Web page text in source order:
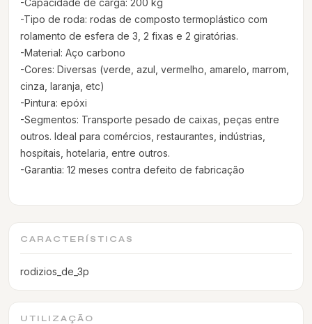
-Capacidade de carga: 200 kg
-Tipo de roda: rodas de composto termoplástico com
rolamento de esfera de 3, 2 fixas e 2 giratórias.
-Material: Aço carbono
-Cores: Diversas (verde, azul, vermelho, amarelo, marrom,
cinza, laranja, etc)
-Pintura: epóxi
-Segmentos: Transporte pesado de caixas, peças entre
outros. Ideal para comércios, restaurantes, indústrias,
hospitais, hotelaria, entre outros.
-Garantia: 12 meses contra defeito de fabricação
CARACTERÍSTICAS
rodizios_de_3p
UTILIZAÇÃO